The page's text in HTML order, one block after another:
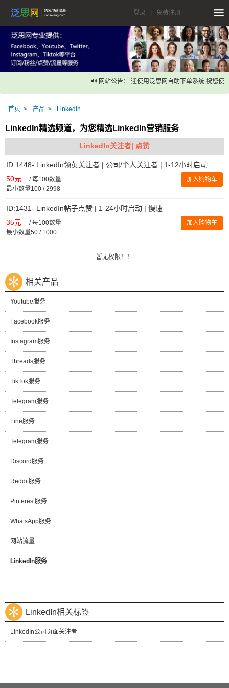
登录 免费注册
网站公告： 迎使用泛思网自助下单系统,祝您使用
首页 产品 LinkedIn
LinkedIn精选频道，为您精选LinkedIn营销服务
LinkedIn关注者| 点赞
ID:1448- LinkedIn领英关注者 | 公司/个人关注者 | 1-12小时启动
50元 /每100数量
最小数量100 / 2998
加入购物车
ID:1431- LinkedIn帖子点赞 | 1-24小时启动 | 慢速
35元 /每100数量
最小数量50 / 1000
加入购物车
暂无权限！！
相关产品
Youtube服务
Facebook服务
Instagram服务
Threads服务
TikTok服务
Telegram服务
Line服务
Telegram服务
Discord服务
Reddit服务
Pinterest服务
WhatsApp服务
网站流量
LinkedIn服务
LinkedIn相关标签
LinkedIn公司页面关注者